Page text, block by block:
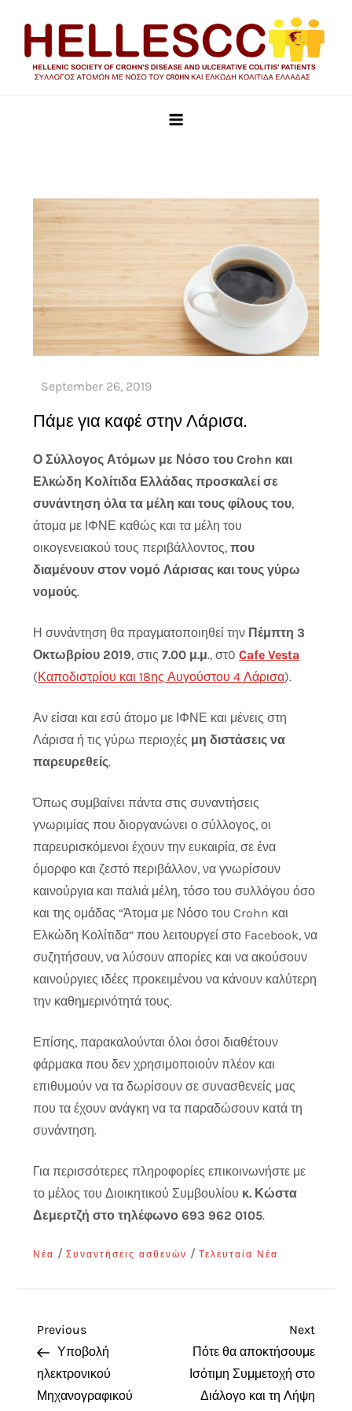
Ελλάδας
Πάμε για καφέ στην Λάρισα.
Ο Σύλλογος Ατόμων με Νόσο του Crohn και
Ελκώδη Κολίτιδα Ελλάδας προσκαλεί σε
συνάντηση όλα τα μέλη και τους φίλους του,
άτομα με ΙΦΝΕ καθώς και τα μέλη του
οικογενειακού τους περιβάλλοντος,που
διαμένουν στον νομό Λάρισας και τους γύρω
νομούς.
Η συνάντηση θα πραγματοποιηθεί την Πέμπτη 3
Οκτωβρίου 2019, στις7.00 μ.μ., στ0Cafe Vesta
(Καποδιστρίου και 18ης Αυγούστου 4 Λάρισα).
Αν είσαι και εσύ άτομο με ΙΦΝΕ και μένεις στη
Λάρισα ή τις γύρω περιοχές μη διστάσεις να
παρευρεθείς.
Όπως συμβαίνει πάντα στις συναντήσεις
γνωριμίας που διοργανώνει ο σύλλογος, οι
παρευρισκόμενοι έχουν την ευκαιρία, σε ένα
όμορφο και ζεστό περιβάλλον, να γνωρίσουν
καινούργια και παλιά μέλη, τόσο του συλλόγου όσο
και της ομάδας “Άτομα με Νόσο του Crohn και
Ελκώδη Κολίτιδα” που λειτουργεί στο Facebook, να
συζητήσουν, να λύσουν απορίες και να ακούσουν
καινούργιες ιδέες προκειμένου να κάνουν καλύτερη
την καθημερινότητά τους.
Επίσης, παρακαλούνται όλοι όσοι διαθέτουν
φάρμακα που δεν χρησιμοποιούν πλέον και
επιθυμούν να τα δωρίσουν σε συνασθενείς μας
που τα έχουν ανάγκη να τα παραδώσουν κατά τη
συνάντηση.
Για περισσότερες πληροφορίες επικοινωνήστε με
το μέλος του Διοικητικού Συμβουλίου κ. Κώστα
Δεμερτζή στο τηλέφωνο 693 962 0105.
Νέα /Συναντήσεις ασθενών /Τελευταία Νέα
Previous
Υποβολή
ηλεκτρονικού
Μηχανογραφικού
Next
Πότε θα αποκτήσουμε
Ισότιμη Συμμετοχή στο
Διάλογο και τη Λήψη